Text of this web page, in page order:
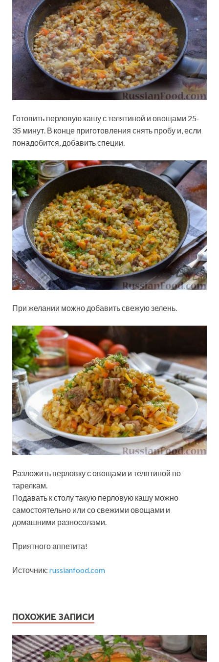
Готовить перловую кашу с телятиной и овощами 25-
35 минут. В конце приготовления снять пробу и, если
понадобится, добавить специи.
При желании можно добавить свежую зелень.
Разложить перловку с овощами и телятиной по
тарелкам.
Подавать к столу такую перловую кашу можно
самостоятельно или со свежими овощами и
домашними разносолами.
Приятного аппетита!
Источник: russianfood.com
ПОХОЖИЕ ЗАПИСИ